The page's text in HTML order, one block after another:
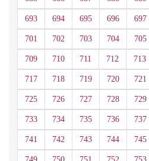
693 694 695 696 697
701 702 703 704 705
709 710 711 712 713
717 718 719 720 721
725 726 727 728 729
733 734 735 736 737
741 742 743 744 745